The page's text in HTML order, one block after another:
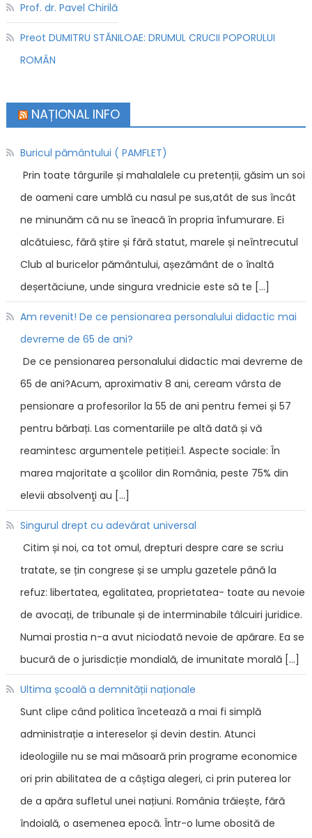
Prof. dr. Pavel Chirilă
Preot DUMITRU STĂNILOAE: DRUMUL CRUCII POPORULUI
ROMÂN
NAȚIONAL INFO
Buricul pământului ( PAMFLET)
Prin toate târgurile și mahalalele cu pretenții, găsim un soi
de oameni care umblă cu nasul pe sus,atât de sus încât
ne minunăm că nu se îneacă în propria înfumurare. Ei
alcătuiesc, fără știre și fără statut, marele și neîntrecutul
Club al buricelor pământului, așezământ de o înaltă
deșertăciune, unde singura vrednicie este să te […]
Am revenit! De ce pensionarea personalului didactic mai
devreme de 65 de ani?
De ce pensionarea personalului didactic mai devreme de
65 de ani?Acum, aproximativ 8 ani, ceream vârsta de
pensionare a profesorilor la 55 de ani pentru femei și 57
pentru bărbați. Las comentariile pe altă dată și vă
reamintesc argumentele petiției:1. Aspecte sociale: În
marea majoritate a şcolilor din România, peste 75% din
elevii absolvenţi au […]
Singurul drept cu adevărat universal
Citim și noi, ca tot omul, drepturi despre care se scriu
tratate, se țin congrese și se umplu gazetele până la
refuz: libertatea, egalitatea, proprietatea- toate au nevoie
de avocați, de tribunale și de interminabile tâlcuiri juridice.
Numai prostia n-a avut niciodată nevoie de apărare. Ea se
bucură de o jurisdicție mondială, de imunitate morală […]
Ultima școală a demnității naționale
Sunt clipe când politica încetează a mai fi simplă
administrație a intereselor și devin destin. Atunci
ideologiile nu se mai măsoară prin programe economice
ori prin abilitatea de a câștiga alegeri, ci prin puterea lor
de a apăra sufletul unei națiuni. România trăiește, fără
îndoială, o asemenea epocă. Într-o lume obosită de